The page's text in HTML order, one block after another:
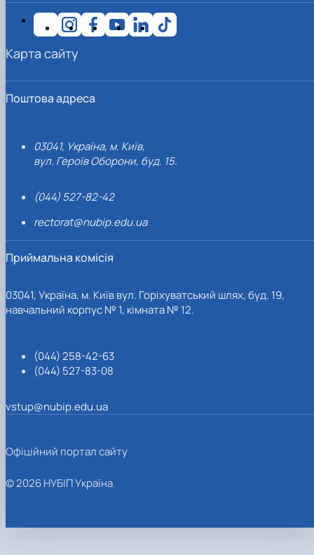
Поштова адреса
03041, Україна, м. Київ,
вул. Героїв Оборони, буд. 15.
(044) 527-82-42
rectorat@nubip.edu.ua
Приймальна комісія
03041, Україна, м. Київ вул. Горіхуватський шлях, буд. 19,
навчальний корпус № 1, кімната № 12.
(044) 258-42-63
(044) 527-83-08
vstup@nubip.edu.ua
Карта сайту
Офіційний портал сайту
© 2026 НУБІП Україна